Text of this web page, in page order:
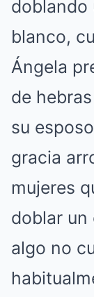
doblando
blanco,
Ángela
de
su
gracia
mujeres
doblar un
algo no